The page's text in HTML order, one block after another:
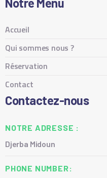
Accueil
Qui sommes nous ?
Réservation
Contact
Contactez-nous
NOTRE ADRESSE :
Djerba Midoun
PHONE NUMBER: